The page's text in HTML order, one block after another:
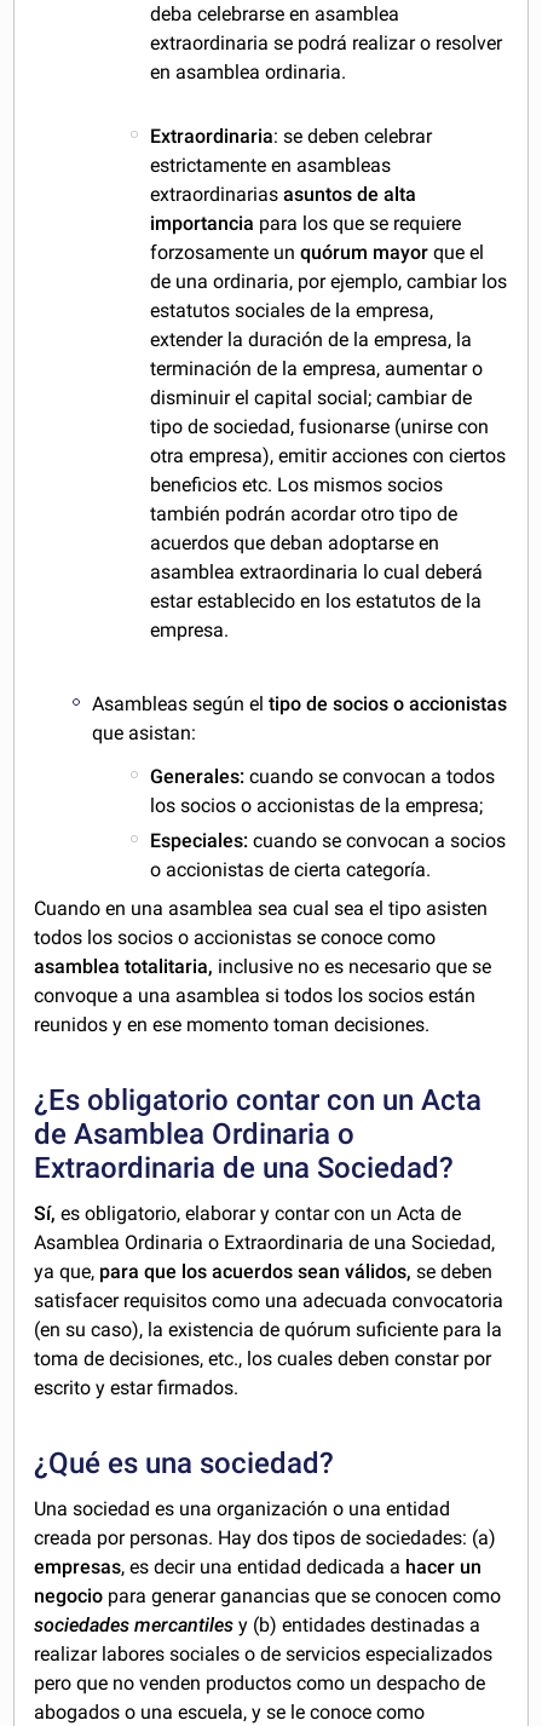
deba celebrarse en asamblea
extraordinaria se podrá realizar o resolver
en asamblea ordinaria.
Extraordinaria: se deben celebrar
estrictamente en asambleas
extraordinariasasuntos de alta
importancia para los que se requiere
forzosamente unquórum mayorque el
de una ordinaria, por ejemplo, cambiar los
estatutos sociales de la empresa,
extender la duración de la empresa, la
terminación de la empresa, aumentar o
disminuir el capital social; cambiar de
tipo de sociedad, fusionarse (unirse con
otra empresa), emitir acciones con ciertos
beneficios etc. Los mismos socios
también podrán acordar otro tipo de
acuerdos que deban adoptarse en
asamblea extraordinaria lo cual deberá
estar establecido en los estatutos de la
empresa.
Asambleas según eltipo de socios o accionistas
que asistan:
Generales: cuando se convocan a todos
los socios o accionistas de la empresa;
Especiales: cuando se convocan a socios
o accionistas de cierta categoría.
Cuando en una asamblea sea cual sea el tipo asisten
todos los socios o accionistas se conoce como
asamblea totalitaria, inclusive no es necesario que se
convoque a una asamblea si todos los socios están
reunidos y en ese momento toman decisiones.
¿Es obligatorio contar con un Acta
de Asamblea Ordinaria o
Extraordinaria de una Sociedad?
Sí, es obligatorio, elaborar y contar con un Acta de
Asamblea Ordinaria o Extraordinaria de una Sociedad,
ya que, para que los acuerdos sean válidos, se deben
satisfacer requisitos como una adecuada convocatoria
(en su caso), la existencia de quórum suficiente para la
toma de decisiones, etc., los cuales deben constar por
escrito y estar firmados.
¿Qué es una sociedad?
Una sociedad es una organización o una entidad
creada por personas. Hay dos tipos de sociedades: (a)
empresas, es decir una entidad dedicada a hacer un
negocio para generar ganancias que se conocen como
sociedades mercantiles y (b) entidades destinadas a
realizar labores sociales o de servicios especializados
pero que no venden productos como un despacho de
abogados o una escuela, y se le conoce como